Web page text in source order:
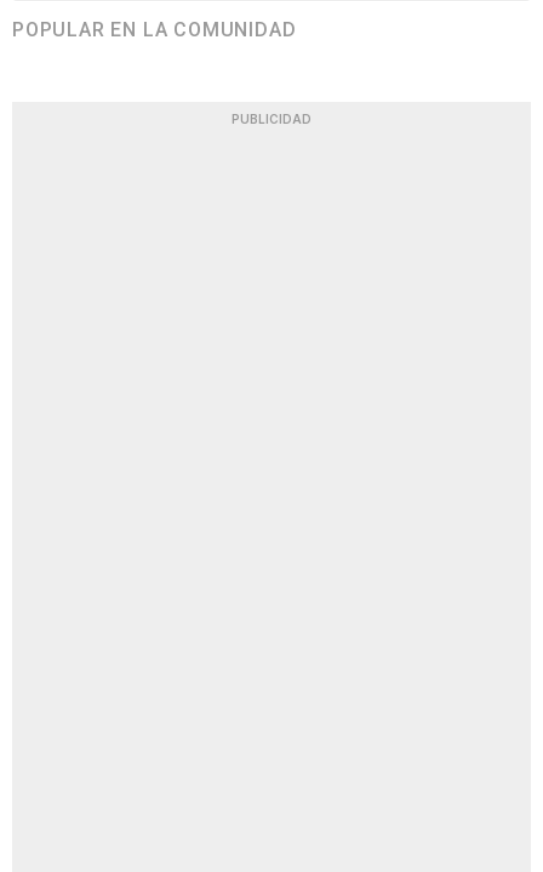
POPULAR EN LA COMUNIDAD
PUBLICIDAD